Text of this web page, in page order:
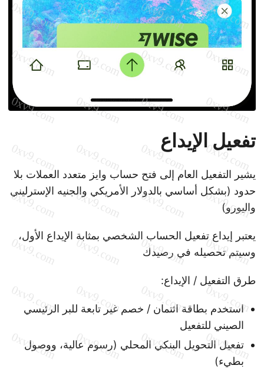
تفعيل الإيداع
يشير التفعيل العام إلى فتح حساب وايز متعدد العملات بلا
حدود (بشكل أساسي بالدولار الأمريكي والجنيه الإسترليني
واليورو)
يعتبر إيداع تفعيل الحساب الشخصي بمثابة الإيداع الأول،
وسيتم تحصيله في رصيدك
طرق التفعيل / الإيداع:
استخدم بطاقة ائتمان / خصم غير تابعة للبر الرئيسي
الصيني للتفعيل
تفعيل التحويل البنكي المحلي (رسوم عالية، ووصول
بطيء)